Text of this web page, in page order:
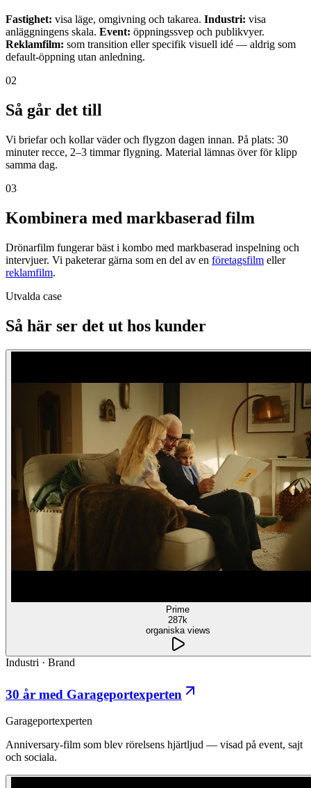
Fastighet: visa läge, omgivning och takarea. Industri: visa
anläggningens skala. Event: öppningssvep och publikvyer.
Reklamfilm: som transition eller specifik visuell idé — aldrig som
default-öppning utan anledning.
02
Så går det till
Vi briefar och kollar väder och flygzon dagen innan. På plats: 30
minuter recce, 2–3 timmar flygning. Material lämnas över för klipp
samma dag.
03
Kombinera med markbaserad film
Drönarfilm fungerar bäst i kombo med markbaserad inspelning och
intervjuer. Vi paketerar gärna som en del av en företagsfilm eller
reklamfilm.
Utvalda case
Så här ser det ut hos kunder
Prime
287k
organiska views
Industri · Brand
30 år med Garageportexperten
Garageportexperten
Anniversary-film som blev rörelsens hjärtljud — visad på event, sajt
och sociala.